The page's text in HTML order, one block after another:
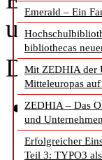
Emerald – Ein
bibliothecas
Mit ZEDHIA der
Mitteleuropas
ZEDHIA – Das
und
Erfolgreicher
Teil 3: TYPO3
Das